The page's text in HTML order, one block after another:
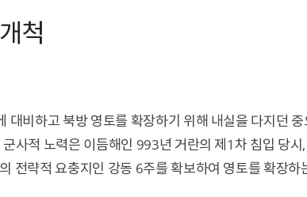
척
대비하고 북방 영토를 확장하기 위해 내실을 다지던
사적 노력은 이듬해인 993년 거란의 제1차 침입 당
전략적 요충지인 강동 6주를 확보하여 영토를 확장